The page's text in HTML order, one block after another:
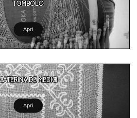
TOMBOLO
Apri
DE MEDICI
Apri